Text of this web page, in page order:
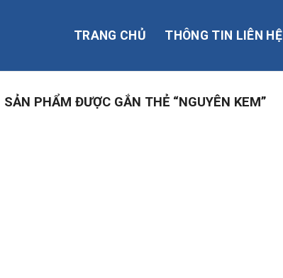
TRANG CHỦ THÔNG TIN LIÊN HỆ
SẢN PHẨM ĐƯỢC GẮN THẺ “NGUYÊN KEM”